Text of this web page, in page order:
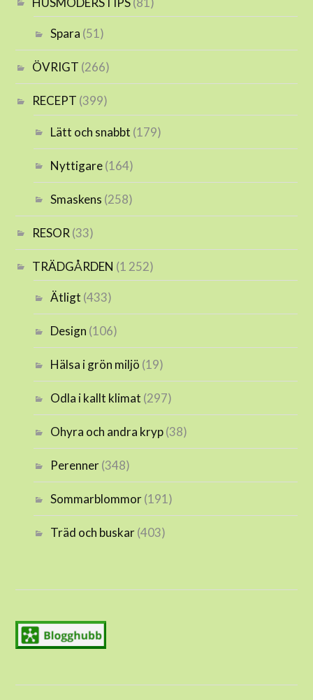
Spara (51)
ÖVRIGT (266)
RECEPT (399)
Lätt och snabbt (179)
Nyttigare(164)
Smaskens (258)
RESOR (33)
TRÄDGÅRDEN (1 252)
Ätligt (433)
Design (106)
Hälsa i grön miljö (19)
Odla i kallt klimat (297)
Ohyra och andra kryp(38)
Perenner(348)
Sommarblommor(191)
Träd och buskar(403)